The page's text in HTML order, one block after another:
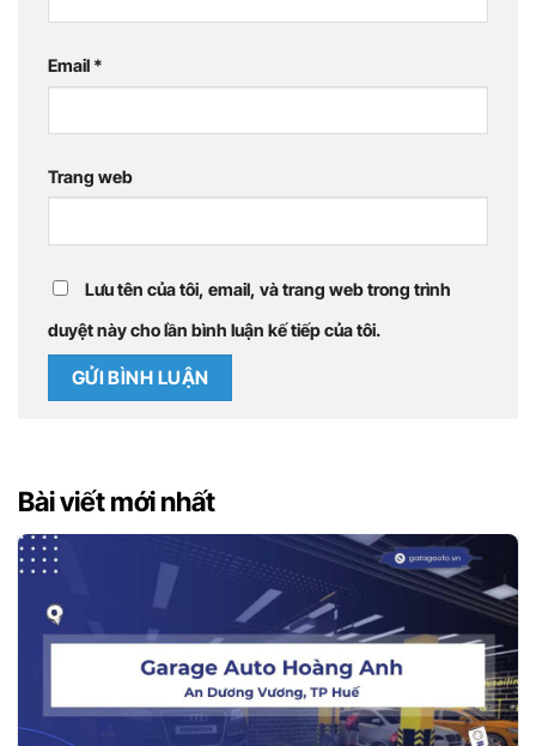
Email *
Trang web
Lưu tên của tôi, email, và trang web trong trình
duyệt này cho lần bình luận kế tiếp của tôi.
Bài viết mới nhất